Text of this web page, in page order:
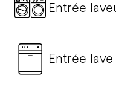
Entrée
Entrée